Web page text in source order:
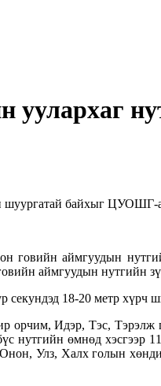
шуургатай байхыг ЦУОШГ-
говийн аймгуудын
аймгуудын нутгийн
секундэд 18-20 метр хүрч
Идэр, Тэс, Тэрэлж
нутгийн өмнөд хэсгээр
Улз, Халх голын